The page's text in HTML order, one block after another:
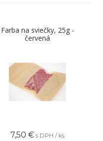
Farba na sviečky, 25g -
červená
7,50 € s DPH / ks